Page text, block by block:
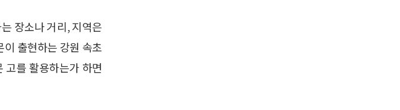
장소나 거리, 지역은
출현하는 강원 속초
고를 활용하는가 하면